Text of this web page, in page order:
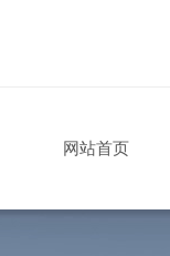
网站首页